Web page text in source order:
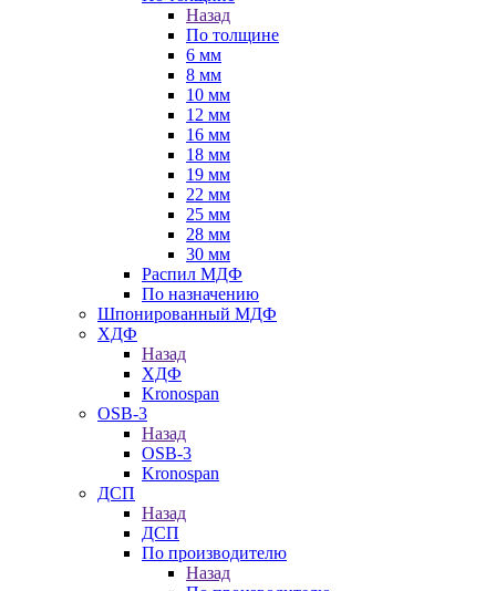
Назад
По толщине
6 мм
8 мм
10 мм
12 мм
16 мм
18 мм
19 мм
22 мм
25 мм
28 мм
30 мм
Распил МДФ
По назначению
Шпонированный МДФ
ХДФ
Назад
ХДФ
Kronospan
OSB-3
Назад
OSB-3
Kronospan
ДСП
Назад
ДСП
По производителю
Назад